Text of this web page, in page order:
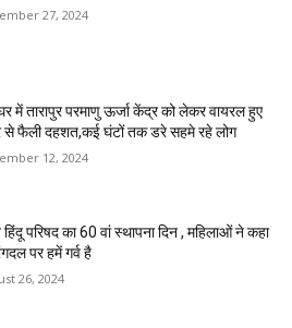
27, 2024
में तारापुर परमाणु ऊर्जा केंद्र को लेकर वायरल हुए
से फैली दहशत,कई घंटों तक डरे सहमे रहे लोग
12, 2024
हिंदू परिषद का 60 वां स्थापना दिन , महिलाओं ने कहा
पर हमें गर्व है
26, 2024